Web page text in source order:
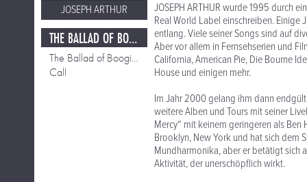
JOSEPH ARTHUR
THE BALLAD OF BOOGIE CHRIST
The Ballad of Boogie Christ
Call
JOSEPH ARTHUR wurde 1995 durch
Real World Label einschreiben.
entlang. Viele seiner Songs sind auf
Aber vor allem in Fernsehserien und
California, American Pie, Die Bourne
House und einigen mehr.
Im Jahr 2000 gelang ihm dann
weitere Alben und Tours mit seiner
Mercy“ mit keinem geringeren als
Brooklyn, New York und hat sich dem
Mundharmonika, aber er betätigt sich
Aktivität, der unerschöpflich wirkt.